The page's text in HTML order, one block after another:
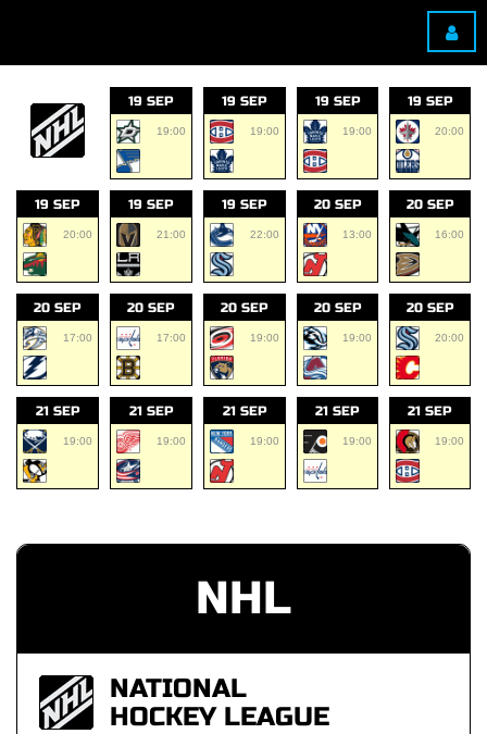
19 SEP
19:00
19 SEP
19:00
19 SEP
19:00
19 SEP
20:00
19 SEP
20:00
19 SEP
21:00
19 SEP
22:00
20 SEP
13:00
20 SEP
16:00
20 SEP
17:00
20 SEP
17:00
20 SEP
19:00
20 SEP
19:00
20 SEP
20:00
21 SEP
19:00
21 SEP
19:00
21 SEP
19:00
21 SEP
19:00
21 SEP
19:00
NHL
NATIONAL
HOCKEY LEAGUE